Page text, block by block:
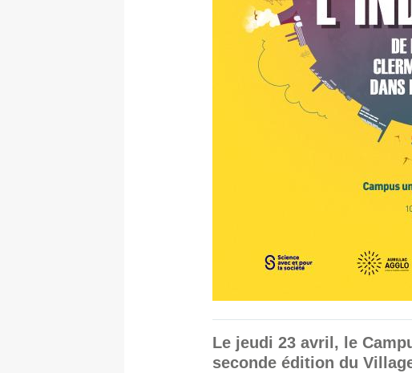
Le jeudi 23 avril, le
seconde édition du